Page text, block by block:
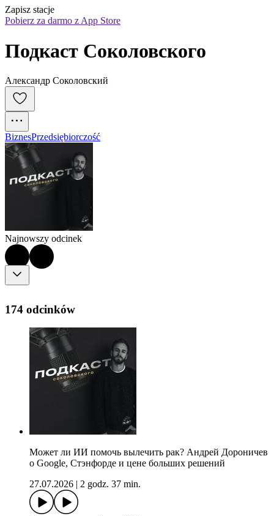
Zapisz stacje
Pobierz za darmo z App Store
Подкаст Соколовского
Александр Соколовский
BiznesPrzedsiębiorczość
Najnowszy odcinek
174 odcinków
Может ли ИИ помочь вылечить рак? Андрей Дороничев
о Google, Стэнфорде и цене больших решений
27.07.2026
2 godz. 37 min.